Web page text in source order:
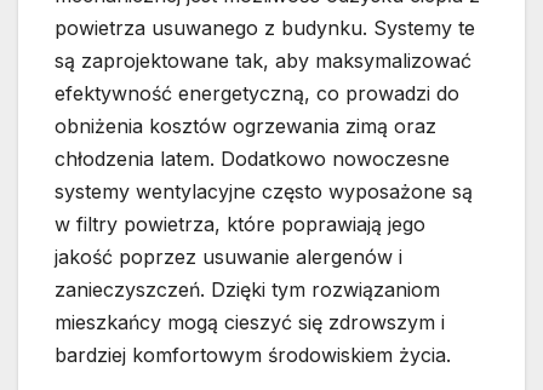
powietrza usuwanego z budynku. Systemy te
są zaprojektowane tak, aby maksymalizować
efektywność energetyczną, co prowadzi do
obniżenia kosztów ogrzewania zimą oraz
chłodzenia latem. Dodatkowo nowoczesne
systemy wentylacyjne często wyposażone są
w filtry powietrza, które poprawiają jego
jakość poprzez usuwanie alergenów i
zanieczyszczeń. Dzięki tym rozwiązaniom
mieszkańcy mogą cieszyć się zdrowszym i
bardziej komfortowym środowiskiem życia.